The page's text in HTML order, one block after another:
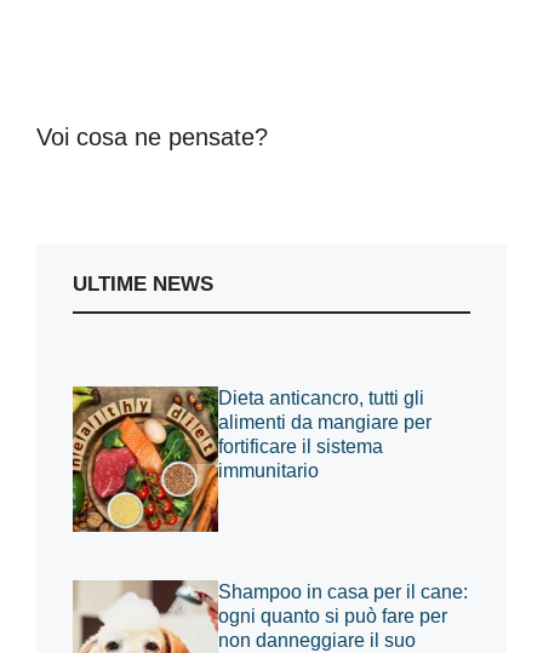
Voi cosa ne pensate?
ULTIME NEWS
Dieta anticancro, tutti gli
alimenti da mangiare per
fortificare il sistema
immunitario
Shampoo in casa per il cane:
ogni quanto si può fare per
non danneggiare il suo